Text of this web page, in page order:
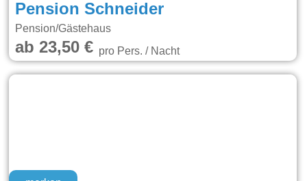
Pension Schneider
Pension/Gästehaus
ab 23,50 €pro Pers. / Nacht